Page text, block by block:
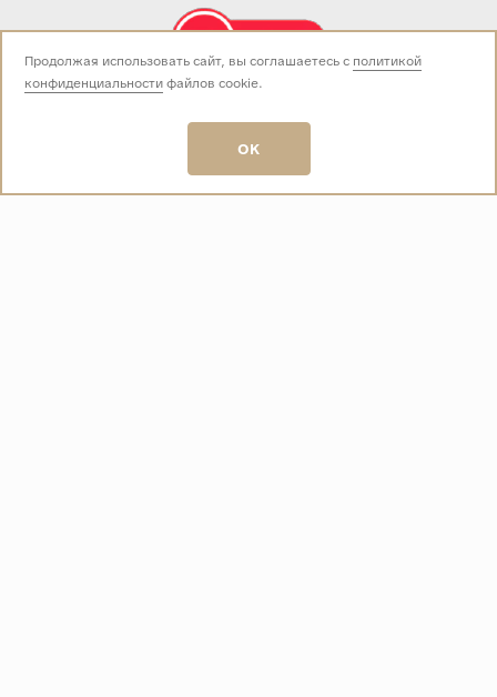
Звоните нам:
пн-вс 10:00 - 19:00
E-mail:
info@baza-plitki.ru
Продолжая использовать сайт, вы соглашаетесь с политикой
конфиденциальностифайлов cookie.
OK